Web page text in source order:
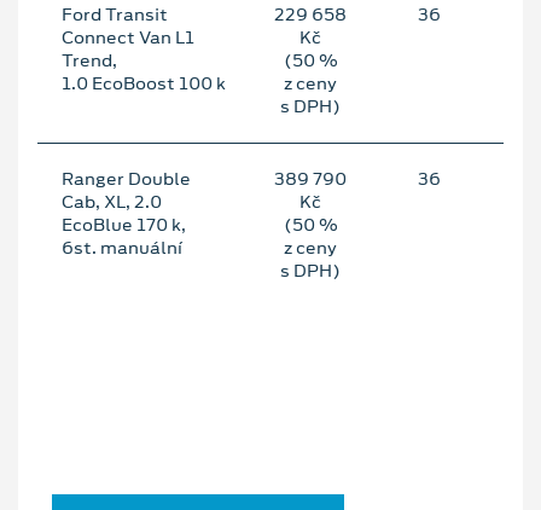
Ford Transit
Connect Van L1
Trend,
1.0 EcoBoost 100 k
229 658
Kč
(50 %
z ceny
s DPH)
36
Ranger Double
Cab, XL, 2.0
EcoBlue 170 k,
6st. manuální
389 790
Kč
(50 %
z ceny
s DPH)
36